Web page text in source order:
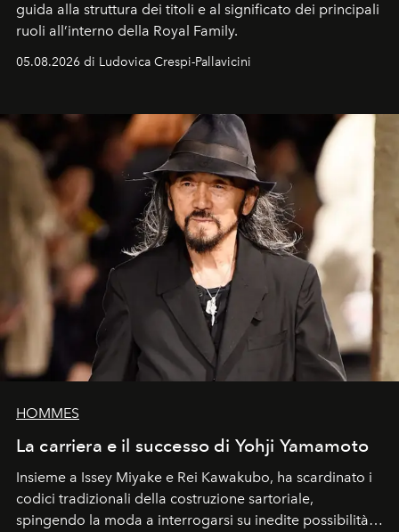
guida alla struttura dei titoli e al significato dei principali
ruoli all’interno della Royal Family.
05.08.2026 di Ludovica Crespi-Pallavicini
HOMMES
La carriera e il successo di Yohji Yamamoto
Insieme a Issey Miyake e Rei Kawakubo, ha scardinato i
codici tradizionali della costruzione sartoriale,
spingendo la moda a interrogarsi su inedite possibilità